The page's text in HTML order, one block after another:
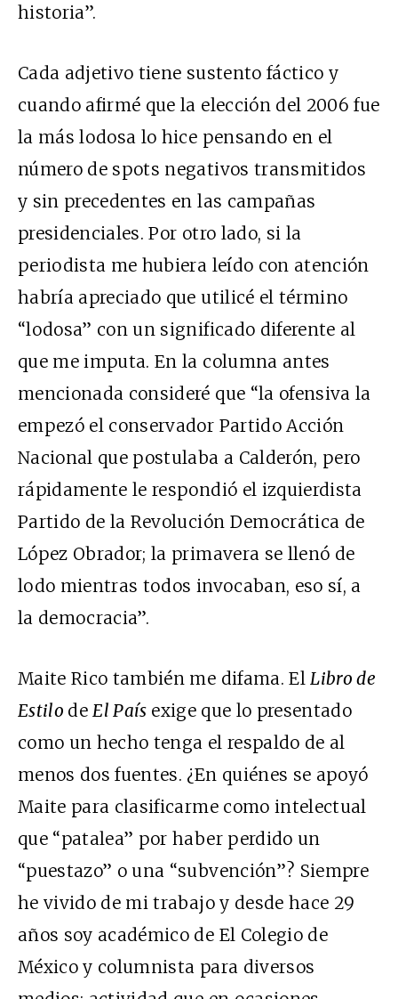
historia”.
Cada adjetivo tiene sustento fáctico y
cuando afirmé que la elección del 2006 fue
la más lodosa lo hice pensando en el
número de spots negativos transmitidos
y sin precedentes en las campañas
presidenciales. Por otro lado, si la
periodista me hubiera leído con atención
habría apreciado que utilicé el término
“lodosa” con un significado diferente al
que me imputa. En la columna antes
mencionada consideré que “la ofensiva la
empezó el conservador Partido Acción
Nacional que postulaba a Calderón, pero
rápidamente le respondió el izquierdista
Partido de la Revolución Democrática de
López Obrador; la primavera se llenó de
lodo mientras todos invocaban, eso sí, a
la democracia”.
Maite Rico también me difama. ElLibro de
Estilo deEl País exige que lo presentado
como un hecho tenga el respaldo de al
menos dos fuentes. ¿En quiénes se apoyó
Maite para clasificarme como intelectual
que “patalea” por haber perdido un
“puestazo” o una “subvención”? Siempre
he vivido de mi trabajo y desde hace 29
años soy académico de El Colegio de
México y columnista para diversos